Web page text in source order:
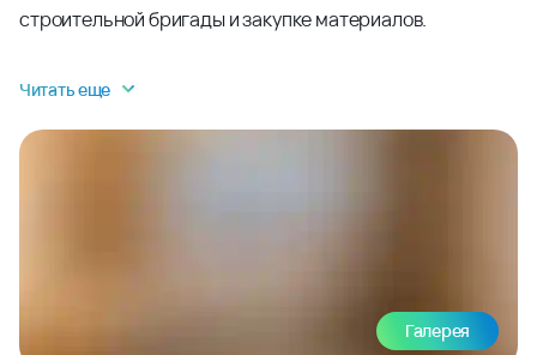
строительной бригады и закупке материалов.
Читать еще
Галерея